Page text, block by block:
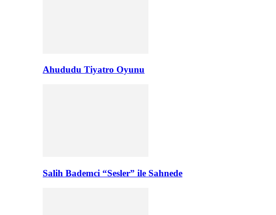
Ahududu Tiyatro Oyunu
Salih Bademci “Sesler” ile Sahnede